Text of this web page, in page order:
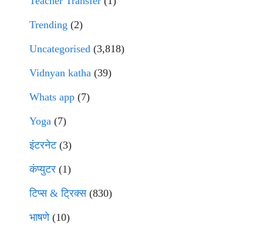
Trending (2)
Uncategorised (3,818)
Vidnyan katha (39)
Whats app (7)
Yoga (7)
इंटरनेट(3)
कंप्युटर (1)
टिप्स & ट्रिक्स(830)
भाषणे(10)